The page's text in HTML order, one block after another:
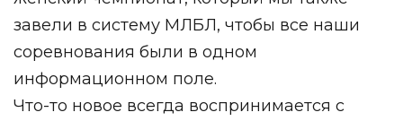
завели в систему МЛБЛ, чтобы все наши
соревнования были в одном
информационном поле.
Что-то новое всегда воспринимается с